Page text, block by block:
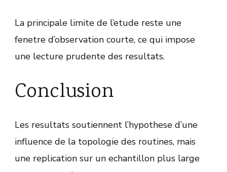
La principale limite de l’etude reste une
fenetre d’observation courte, ce qui impose
une lecture prudente des resultats.
Conclusion
Les resultats soutiennent l’hypothese d’une
influence de la topologie des routines, mais
une replication sur un echantillon plus large